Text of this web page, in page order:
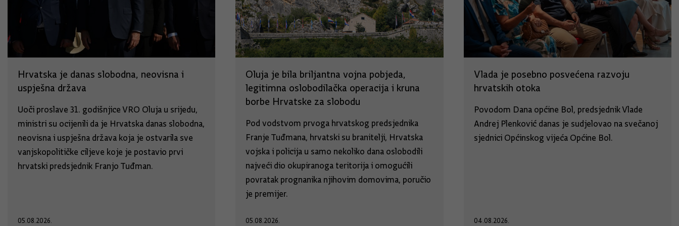
Hrvatska je danas slobodna, neovisna i
uspješna država
Uoči proslave 31. godišnjice VRO Oluja u srijedu,
ministri su ocijenili da je Hrvatska danas slobodna,
neovisna i uspješna država koja je ostvarila sve
vanjskopolitičke ciljeve koje je postavio prvi
hrvatski predsjednik Franjo Tuđman.
05.08.2026.
Oluja je bila briljantna vojna pobjeda,
legitimna oslobodilačka operacija i kruna
borbe Hrvatske za slobodu
Pod vodstvom prvoga hrvatskog predsjednika
Franje Tuđmana, hrvatski su branitelji, Hrvatska
vojska i policija u samo nekoliko dana oslobodili
najveći dio okupiranoga teritorija i omogućili
povratak prognanika njihovim domovima, poručio
je premijer.
05.08.2026.
Vlada je posebno posvećena razvoju
hrvatskih otoka
Povodom Dana općine Bol, predsjednik Vlade
Andrej Plenković danas je sudjelovao na svečanoj
sjednici Općinskog vijeća Općine Bol.
04.08.2026.